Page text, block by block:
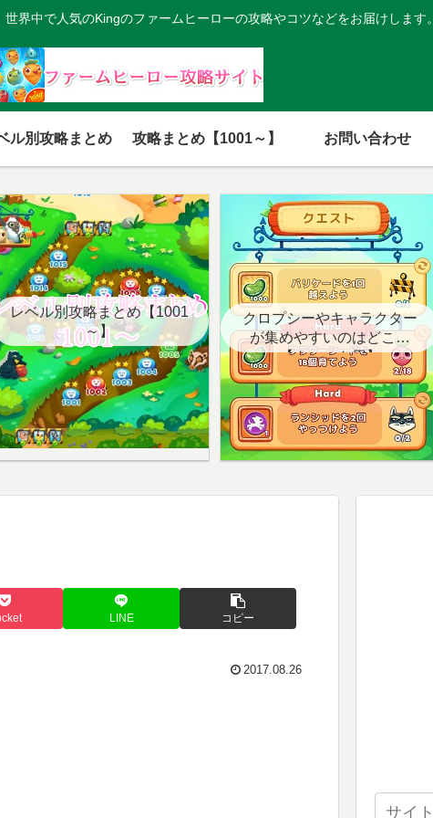
界中で人気のKingのファームヒーローの攻略やコツなどをお届けします。
ル別攻略まとめ 攻略まとめ【1001～】 お問い合わせ
レベル別攻略まとめ【1001
～】
クロプシーやキャラクター
が集めやすいのはどこ？
【クエスト用】
LINE コピー
2017.08.26